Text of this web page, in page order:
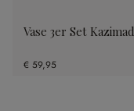
Vase 3er Set Kazimad
€ 59,95